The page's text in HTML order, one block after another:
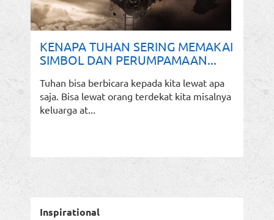
KENAPA TUHAN SERING MEMAKAI
SIMBOL DAN PERUMPAMAAN...
Tuhan bisa berbicara kepada kita lewat apa
saja. Bisa lewat orang terdekat kita misalnya
keluarga at...
Inspirational